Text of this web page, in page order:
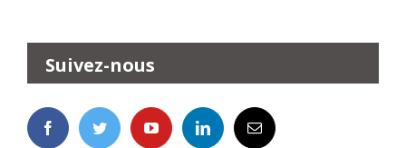
Suivez-nous